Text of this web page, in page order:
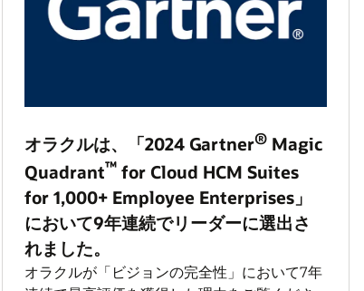
オラクルは、「2024 Gartner® Magic
Quadrant™ for Cloud HCM Suites
for 1,000+ Employee Enterprises」
において9年連続でリーダーに選出さ
れました。
オラクルが「ビジョンの完全性」において7年